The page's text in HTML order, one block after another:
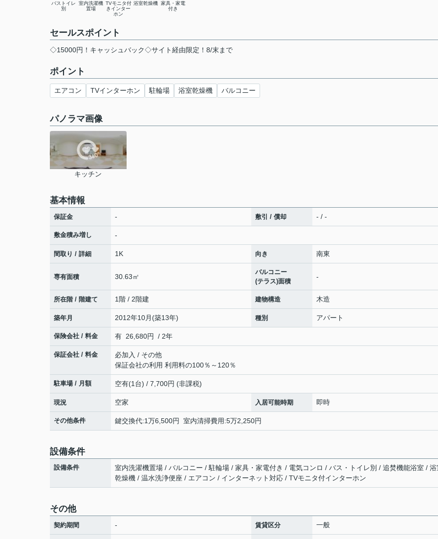
バストイレ
別
室内洗濯機
置場
TVモニタ付
きインター
ホン
浴室乾燥機 家具・家電
付き
セールスポイント
◇15000円！キャッシュバック◇サイト経由限定！8/末まで
ポイント
エアコン TVインターホン 駐輪場 浴室乾燥機 バルコニー
パノラマ画像
キッチン
基本情報
保証金 - 敷引 / 償却 - / -
敷金積み増し -
間取り / 詳細 1K 向き 南東
専有面積 30.63㎡
バルコニー
(テラス)面積
-
所在階 / 階建て 1階 / 2階建 建物構造 木造
築年月 2012年10月(築13年) 種別 アパート
保険会社 / 料金 有 26,680円 / 2年
保証会社 / 料金
必加入 / その他
保証会社の利用 利用料の100％～120％
駐車場 / 月額 空有(1台) / 7,700円 (非課税)
現況 空家 入居可能時期 即時
その他条件 鍵交換代:1万6,500円 室内清掃費用:5万2,250円
設備条件
設備条件
室内洗濯機置場 / バルコニー / 駐輪場 / 家具・家電付き / 電気コンロ / バス・トイレ別 / 追焚機能浴室 / 浴
乾燥機 / 温水洗浄便座 / エアコン / インターネット対応 / TVモニタ付インターホン
その他
契約期間 - 賃貸区分 一般